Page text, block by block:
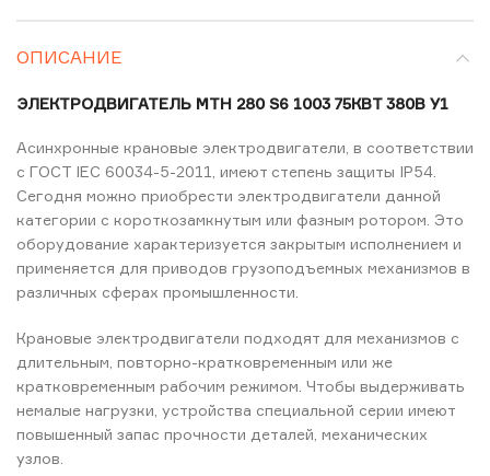
ОПИСАНИЕ
ЭЛЕКТРОДВИГАТЕЛЬ MTH 280 S6 1003 75КВТ 380В У1
Асинхронные крановые электродвигатели, в соответствии
с ГОСТ ІЕС 60034-5-2011, имеют степень защиты IP54.
Сегодня можно приобрести электродвигатели данной
категории с короткозамкнутым или фазным ротором. Это
оборудование характеризуется закрытым исполнением и
применяется для приводов грузоподъемных механизмов в
различных сферах промышленности.
Крановые электродвигатели подходят для механизмов с
длительным, повторно-кратковременным или же
кратковременным рабочим режимом. Чтобы выдерживать
немалые нагрузки, устройства специальной серии имеют
повышенный запас прочности деталей, механических
узлов.